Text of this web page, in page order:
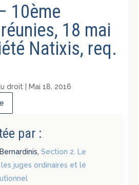
10ème
18 mai
Natixis, req.
droit Mai 18, 2016
par :
Section 2. Le
juges ordinaires et le